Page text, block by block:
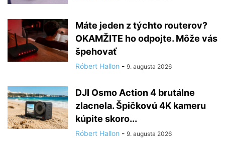
Máte jeden z týchto routerov?
OKAMŽITE ho odpojte. Môže vás
špehovať
Róbert Hallon - 9. augusta 2026
DJI Osmo Action 4 brutálne
zlacnela. Špičkovú 4K kameru
kúpite skoro...
Róbert Hallon - 9. augusta 2026